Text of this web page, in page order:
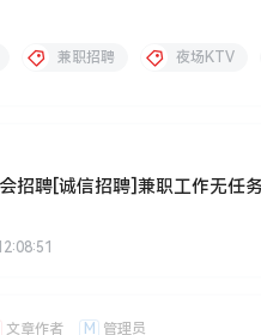
兼职招聘 夜场KTV
会招聘[诚信招聘]兼职工作无任
文章作者 M 管理员